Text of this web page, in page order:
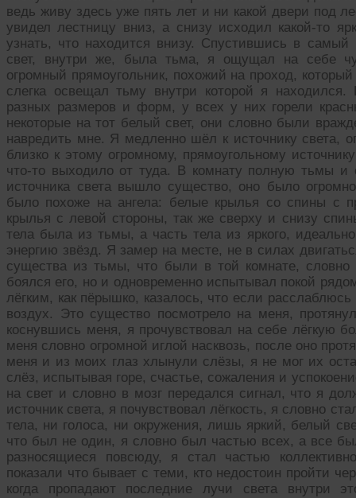
ведь живу здесь уже пять лет и ни какой двери под
увидел лестницу вниз, а снизу исходил какой-то
узнать, что находится внизу. Спустившись в
свет, внутри же, была тьма, я ощущал на себе
огромный прямоугольник, похожий на проход,
слегка освещал тьму внутри которой я
разных размеров и форм, у всех у них горели
некоторые на тот белый свет, они словно были
навредить мне. Я медленно шёл к источнику света,
близко к этому огромному, прямоугольному
что-то выходило от туда. В комнату полную тьмы и
источника света вышло существо, оно было
было похоже на ангела: белые крылья со спины с
крылья с левой стороны, так же сверху и снизу
тела была из тьмы, а часть тела из яркого,
энергию звёзд. Я замер на месте, не в силах
существа из тьмы, что были в той комнате, словно
боялся его, но и одновременно испытывал покой
лёгким, как пёрышко, казалось, что если
воздух. Это существо посмотрело на меня,
коснувшись меня, я прочувствовал на себе лёгкую
меня словно огромной иглой насквозь, после оно
меня и из моих глаз хлынули слёзы, я не мог их
слёз, испытывая горе, счастье, сожаления и
на свет и словно в мозг передался сигнал, что я
источник света, я почувствовал лёгкость, я словно
тела, ни голоса, ни окружения, лишь яркий, белый
что был не один, я словно был частью всех, а все
разносящиеся повсюду, я стал частью
показали что бывает с теми, кто недостоин пройти
когда пропадают последние лучи света внутри